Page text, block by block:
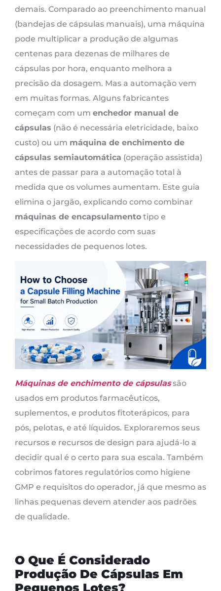
demais. Comparado ao preenchimento manual
(bandejas de cápsulas manuais), uma máquina
pode multiplicar a produção de algumas
centenas para dezenas de milhares de
cápsulas por hora, enquanto melhora a
precisão da dosagem. Mas a automação vem
em muitas formas. Alguns fabricantes
começam com um enchedor manual de
cápsulas (não é necessária eletricidade, baixo
custo) ou um máquina de enchimento de
cápsulas semiautomática (operação assistida)
antes de passar para a automação total à
medida que os volumes aumentam. Este guia
elimina o jargão, explicando como combinar
máquinas de encapsulamento tipo e
especificações de acordo com suas
necessidades de pequenos lotes.
Máquinas de enchimento de cápsulassão
usados ​​em produtos farmacêuticos,
suplementos, e produtos fitoterápicos, para
pós, pelotas, e até líquidos. Exploraremos seus
recursos e recursos de design para ajudá-lo a
decidir qual é o certo para sua escala. Também
cobrimos fatores regulatórios como higiene
GMP e requisitos do operador, já que mesmo as
linhas pequenas devem atender aos padrões
de qualidade.
O Que É Considerado
Produção De Cápsulas Em
Pequenos Lotes?